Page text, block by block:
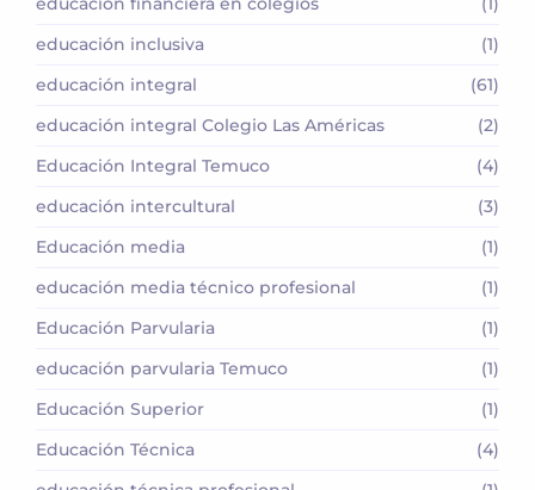
educación inclusiva
(1)
educación integral
(61)
educación integral Colegio Las Américas
(2)
Educación Integral Temuco
(4)
educación intercultural
(3)
Educación media
(1)
educación media técnico profesional
(1)
Educación Parvularia
(1)
educación parvularia Temuco
(1)
Educación Superior
(1)
Educación Técnica
(4)